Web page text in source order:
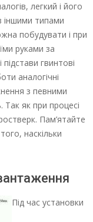
легкий і його
іншими типами
побудувати і при
руками за
гвинтові
аналогічні
з певними
Так як при процесі
Пам’ятайте
наскільки
Під час установки